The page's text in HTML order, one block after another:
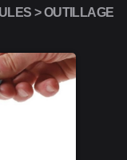
> OUTILLAGE